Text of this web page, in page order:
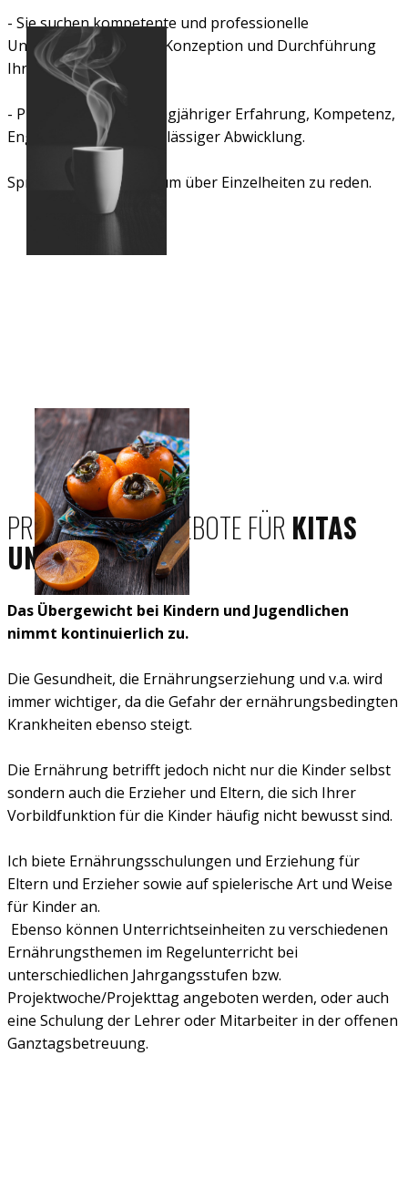
- Sie suchen kompetente und professionelle
Unterstützung bei der Konzeption und Durchführung
Ihres Projektes?
- Profitieren Sie von langjähriger Erfahrung, Kompetenz,
Engagement und zuverlässiger Abwicklung.
Sprechen Sie mich an, um über Einzelheiten zu reden.
PRÄVENTIONSANGEBOTE FÜR KITAS
UND SCHULEN
Das Übergewicht bei Kindern und Jugendlichen
nimmt kontinuierlich zu.
Die Gesundheit, die Ernährungserziehung und v.a. wird
immer wichtiger, da die Gefahr der ernährungsbedingten
Krankheiten ebenso steigt.
Die Ernährung betrifft jedoch nicht nur die Kinder selbst
sondern auch die Erzieher und Eltern, die sich Ihrer
Vorbildfunktion für die Kinder häufig nicht bewusst sind.
Ich biete Ernährungsschulungen und Erziehung für
Eltern und Erzieher sowie auf spielerische Art und Weise
für Kinder an.
Ebenso können Unterrichtseinheiten zu verschiedenen
Ernährungsthemen im Regelunterricht bei
unterschiedlichen Jahrgangsstufen bzw.
Projektwoche/Projekttag angeboten werden, oder auch
eine Schulung der Lehrer oder Mitarbeiter in der offenen
Ganztagsbetreuung.